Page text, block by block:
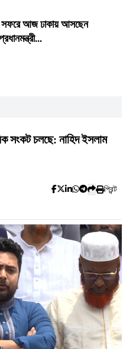
সফরে আজ ঢাকায় আসছেন
সংকট চলছে: নাহিদ ইসলাম
প্রিন্ট